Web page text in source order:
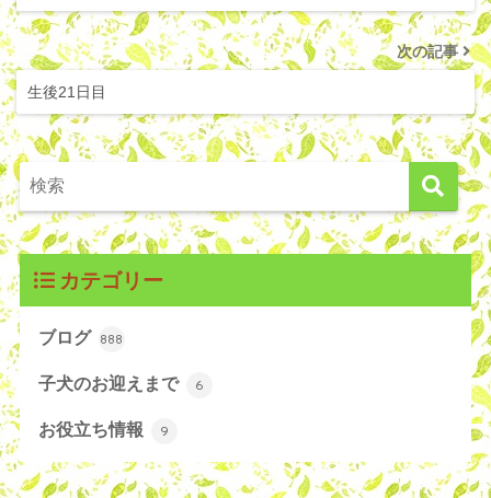
次の記事
生後21日目
カテゴリー
ブログ 888
子犬のお迎えまで 6
お役立ち情報 9